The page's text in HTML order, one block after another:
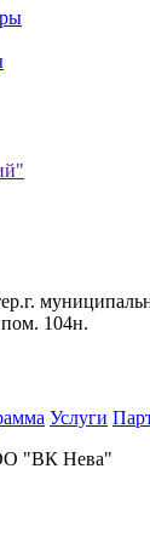
104н.
Услуги
"ВК Нева"